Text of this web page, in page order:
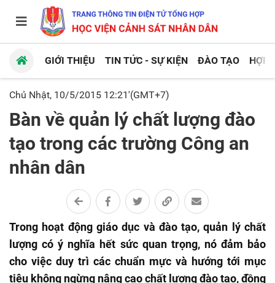
GIỚI THIỆU TIN TỨC - SỰ KIỆN ĐÀO TẠO HỢP
Chủ Nhật, 10/5/2015 12:21'(GMT+7)
Bàn về quản lý chất lượng đào
tạo trong các trường Công an
nhân dân
Trong hoạt động giáo dục và đào tạo, quản lý chất
lượng có ý nghĩa hết sức quan trọng, nó đảm bảo
cho việc duy trì các chuẩn mực và hướng tới mục
tiêu không ngừng nâng cao chất lượng đào tạo, đồng